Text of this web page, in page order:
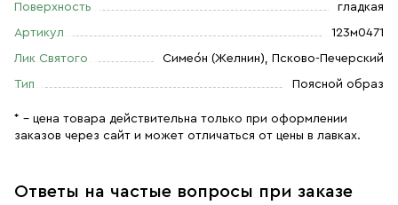
Поверхность гладкая
Артикул 123м0471
Лик Святого Симео́н (Желнин), Псково-Печерский
Тип Поясной образ
* – цена товара действительна только при оформлении
заказов через сайт и может отличаться от цены в лавках.
Ответы на частые вопросы при заказе